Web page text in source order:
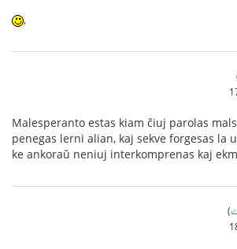
,
Malesperanto estas kiam ĉiuj parolas
penegas lerni alian, kaj sekve forgesas la
ke ankoraŭ neniuj interkomprenas kaj
)